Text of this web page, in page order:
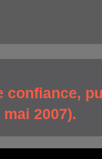
confiance,
2007).